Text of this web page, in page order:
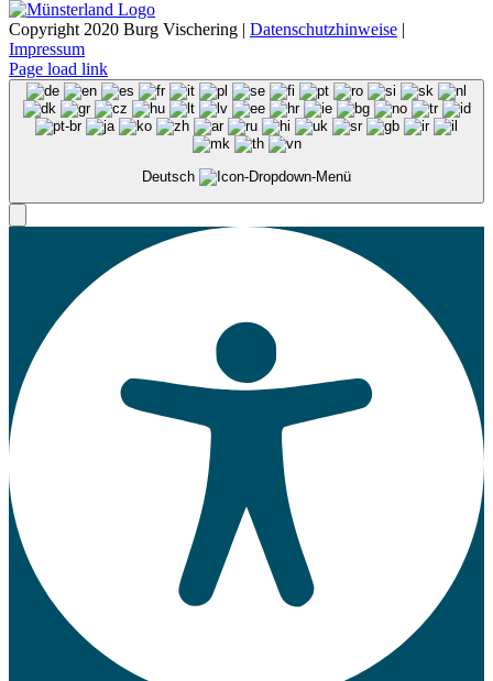
Copyright 2020 Burg Vischering | Datenschutzhinweise |
Impressum
Page load link
Deutsch